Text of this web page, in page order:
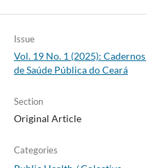
Issue
Vol. 19 No. 1 (2025):
de Saúde Pública do Ceará
Section
Original Article
Categories